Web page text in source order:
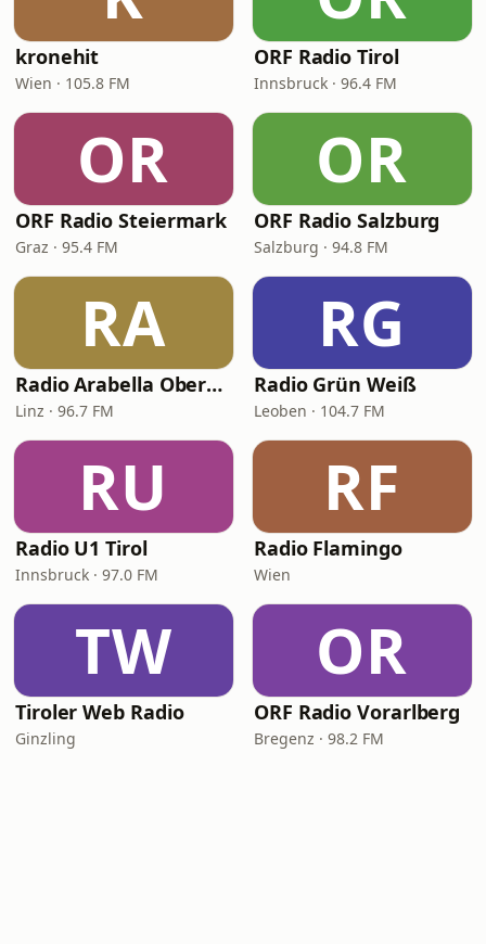
kronehit
Wien · 105.8 FM
ORF Radio Tirol
Innsbruck · 96.4 FM
OR
ORF Radio Steiermark
Graz · 95.4 FM
OR
ORF Radio Salzburg
Salzburg · 94.8 FM
RA
Radio Arabella Oberösterreich
Linz · 96.7 FM
RG
Radio Grün Weiß
Leoben · 104.7 FM
RU
Radio U1 Tirol
Innsbruck · 97.0 FM
RF
Radio Flamingo
Wien
TW
Tiroler Web Radio
Ginzling
OR
ORF Radio Vorarlberg
Bregenz · 98.2 FM